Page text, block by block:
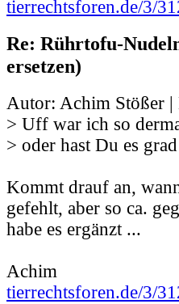
tierrechtsforen.de/3/
Re: Rührtofu-
ersetzen)
Autor: Achim Stößer |
> Uff war ich so
> oder hast Du es
Kommt drauf an,
gefehlt, aber so ca.
habe es ergänzt ...
Achim
tierrechtsforen.de/3/